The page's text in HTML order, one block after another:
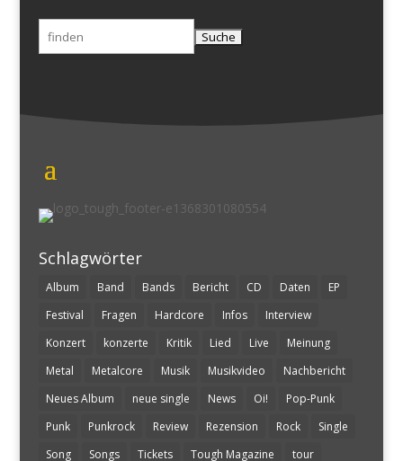
Suchen
nach:
Schlagwörter
Album Band Bands Bericht CD Daten
EP
Festival
Fragen Hardcore Infos
Interview
Konzert
konzerte Kritik Lied Live
Meinung
Metal
Metalcore Musik Musikvideo
Nachbericht
Neues Album
neue single News Oi!
Pop-Punk
Punk
Punkrock Review Rezension Rock
Single
Song
Songs Tickets Tough Magazine tour